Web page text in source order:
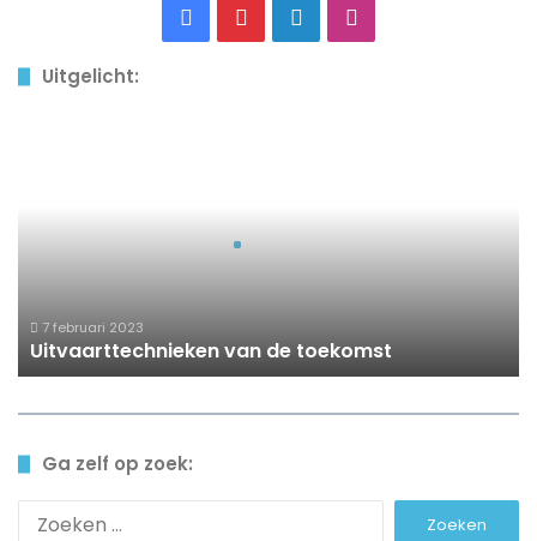
Facebook
PinterestLinkedIn
Uitgelicht:
7 februari 2023
Uitvaarttechnieken van de toekomst
Ga zelf op zoek: